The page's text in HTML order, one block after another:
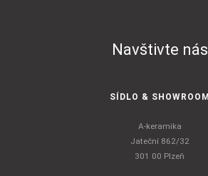
Navštivte nás
SÍDLO & SHOWROOM
A-keramika
Jateční 862/32
301 00 Plzeň